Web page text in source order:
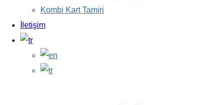
Kombi Kart Tamiri
İletişim